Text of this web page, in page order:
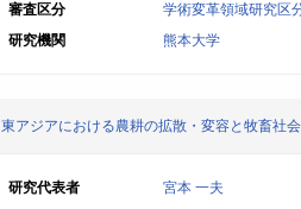
審査区分
学術変革領域研究区
研究機関
熊本大学
東アジアにおける農耕の拡散・変容と牧畜社
研究代表者
宮本 一夫